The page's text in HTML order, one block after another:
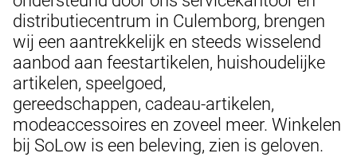
distributiecentrum in Culemborg, brengen
wij een aantrekkelijk en steeds wisselend
aanbod aan feestartikelen, huishoudelijke
artikelen, speelgoed,
gereedschappen, cadeau-artikelen,
modeaccessoires en zoveel meer. Winkelen
bij SoLow is een beleving, zien is geloven.